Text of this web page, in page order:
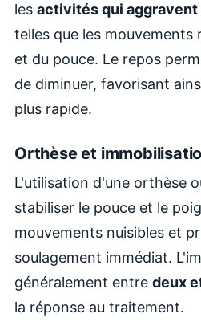
les activités qui
telles que les
et du pouce. Le repos
de diminuer, favorisant
plus rapide.
Orthèse et
L'utilisation d'une orthèse
stabiliser le pouce et le
mouvements nuisibles et
soulagement immédiat.
généralement entre deux
la réponse au traitement.